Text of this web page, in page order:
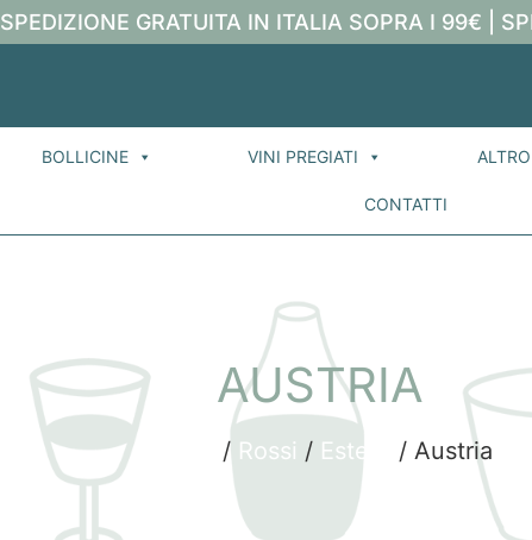
SPEDIZIONE GRATUITA IN ITALIA SOPRA I 99€ |
BOLLICINE VINI PREGIATI ALTRO
CONTATTI
AUSTRIA
/ Rossi / Estero / Austria